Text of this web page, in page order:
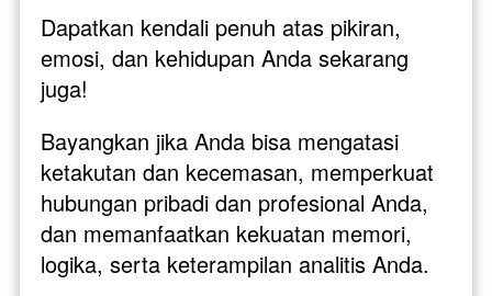
Dapatkan kendali penuh atas pikiran,
emosi, dan kehidupan Anda sekarang
juga!
Bayangkan jika Anda bisa mengatasi
ketakutan dan kecemasan, memperkuat
hubungan pribadi dan profesional Anda,
dan memanfaatkan kekuatan memori,
logika, serta keterampilan analitis Anda.